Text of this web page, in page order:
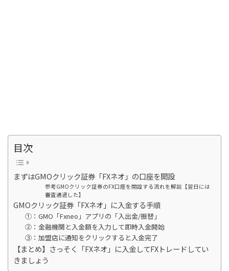
目次
まずはGMOクリック証券「FXネオ」の口座を開設
参考GMOクリック証券のFX口座を開設する流れを解説【翌日には
審査通過した】
GMOクリック証券「FXネオ」に入金する手順
①：GMO「Fxneo」アプリの「入出金/振替」
②：金融機関と入金額を入力して即時入金開始
③：加盟店に通知をクリックすると入金完了
【まとめ】さっそく「FXネオ」に入金してFXトレードしてい
きましょう